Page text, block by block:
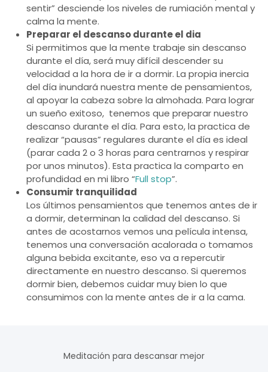
sentir” desciende los niveles de rumiación mental y
calma la mente.
Preparar el descanso durante el dia
Si permitimos que la mente trabaje sin descanso
durante el día, será muy difícil descender su
velocidad a la hora de ir a dormir. La propia inercia
del día inundará nuestra mente de pensamientos,
al apoyar la cabeza sobre la almohada. Para lograr
un sueño exitoso, tenemos que preparar nuestro
descanso durante el día. Para esto, la practica de
realizar “pausas” regulares durante el día es ideal
(parar cada 2 o 3 horas para centrarnos y respirar
por unos minutos). Esta practica la comparto en
profundidad en mi libro “Full stop”.
Consumir tranquilidad
Los últimos pensamientos que tenemos antes de ir
a dormir, determinan la calidad del descanso. Si
antes de acostarnos vemos una película intensa,
tenemos una conversación acalorada o tomamos
alguna bebida excitante, eso va a repercutir
directamente en nuestro descanso. Si queremos
dormir bien, debemos cuidar muy bien lo que
consumimos con la mente antes de ir a la cama.
Meditación para descansar mejor